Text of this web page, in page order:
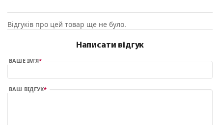
Відгуків про цей товар ще не було.
Написати відгук
ВАШЕ ІМ’Я
ВАШ ВІДГУК